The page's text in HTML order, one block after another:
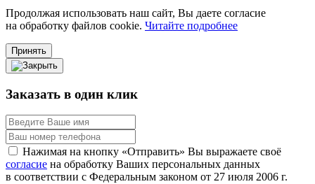
Продолжая использовать наш сайт, Вы даете согласие
на обработку файлов cookie. Читайте подробнее
Принять
Заказать в один клик
Нажимая на кнопку «Отправить» Вы выражаете своё
согласие на обработку Ваших персональных данных
в соответствии с Федеральным законом от 27 июля 2006 г.